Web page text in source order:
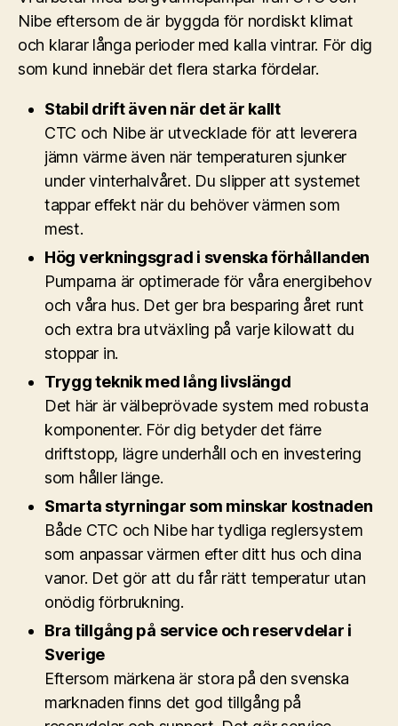
Nibe eftersom de är byggda för nordiskt klimat
och klarar långa perioder med kalla vintrar. För dig
som kund innebär det flera starka fördelar.
Stabil drift även när det är kallt
CTC och Nibe är utvecklade för att leverera
jämn värme även när temperaturen sjunker
under vinterhalvåret. Du slipper att systemet
tappar effekt när du behöver värmen som
mest.
Hög verkningsgrad i svenska förhållanden
Pumparna är optimerade för våra energibehov
och våra hus. Det ger bra besparing året runt
och extra bra utväxling på varje kilowatt du
stoppar in.
Trygg teknik med lång livslängd
Det här är välbeprövade system med robusta
komponenter. För dig betyder det färre
driftstopp, lägre underhåll och en investering
som håller länge.
Smarta styrningar som minskar kostnaden
Både CTC och Nibe har tydliga reglersystem
som anpassar värmen efter ditt hus och dina
vanor. Det gör att du får rätt temperatur utan
onödig förbrukning.
Bra tillgång på service och reservdelar i
Sverige
Eftersom märkena är stora på den svenska
marknaden finns det god tillgång på